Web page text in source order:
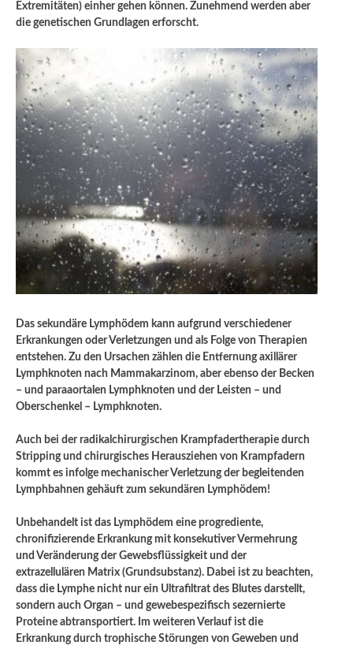
Extremitäten) einher gehen können. Zunehmend werden aber
die genetischen Grundlagen erforscht.
Das sekundäre Lymphödem kann aufgrund verschiedener
Erkrankungen oder Verletzungen und als Folge von Therapien
entstehen. Zu den Ursachen zählen die Entfernung axillärer
Lymphknoten nach Mammakarzinom, aber ebenso der Becken
– und paraaortalen Lymphknoten und der Leisten – und
Oberschenkel – Lymphknoten.
Auch bei der radikalchirurgischen Krampfadertherapie durch
Stripping und chirurgisches Herausziehen von Krampfadern
kommt es infolge mechanischer Verletzung der begleitenden
Lymphbahnen gehäuft zum sekundären Lymphödem!
Unbehandelt ist das Lymphödem eine progrediente,
chronifizierende Erkrankung mit konsekutiver Vermehrung
und Veränderung der Gewebsflüssigkeit und der
extrazellulären Matrix (Grundsubstanz). Dabei ist zu beachten,
dass die Lymphe nicht nur ein Ultrafiltrat des Blutes darstellt,
sondern auch Organ – und gewebespezifisch sezernierte
Proteine abtransportiert. Im weiteren Verlauf ist die
Erkrankung durch trophische Störungen von Geweben und